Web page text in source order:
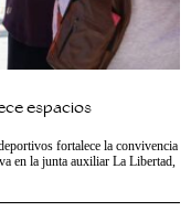
espacios
fortalece la convivencia
en la junta auxiliar La Libertad,